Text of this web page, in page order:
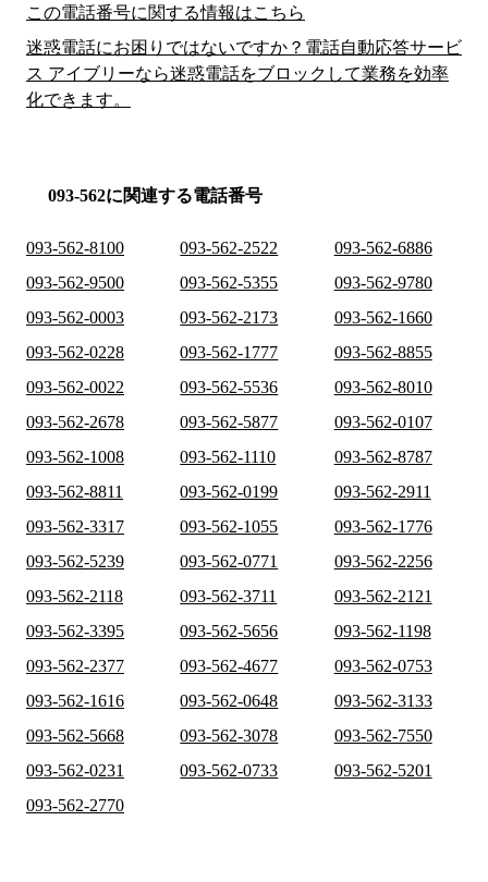
この電話番号に関する情報はこちら
迷惑電話にお困りではないですか？電話自動応答サービ
ス アイブリーなら迷惑電話をブロックして業務を効率
化できます。
093-562に関連する電話番号
093-562-8100 093-562-2522
093-562-6886
093-562-9500
093-562-5355
093-562-9780
093-562-0003
093-562-2173
093-562-1660
093-562-0228
093-562-1777
093-562-8855
093-562-0022
093-562-5536
093-562-8010
093-562-2678
093-562-5877
093-562-0107
093-562-1008
093-562-1110
093-562-8787
093-562-8811
093-562-0199
093-562-2911
093-562-3317
093-562-1055
093-562-1776
093-562-5239
093-562-0771
093-562-2256
093-562-2118
093-562-3711
093-562-2121
093-562-3395
093-562-5656
093-562-1198
093-562-2377
093-562-4677
093-562-0753
093-562-1616
093-562-0648
093-562-3133
093-562-5668
093-562-3078
093-562-7550
093-562-0231
093-562-0733
093-562-5201
093-562-2770